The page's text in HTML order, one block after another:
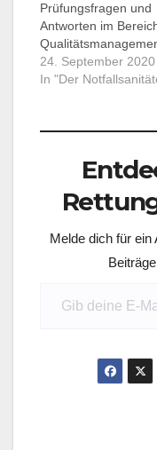
Prüfungsfragen und
Antworten im
24. September 2020
In "Der
Melde dich für ein